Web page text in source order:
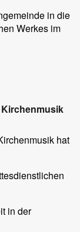
in die
Werkes im
hat
in der